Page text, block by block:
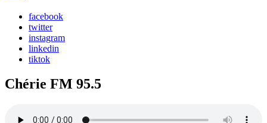
facebook
twitter
instagram
linkedin
tiktok
Chérie FM 95.5